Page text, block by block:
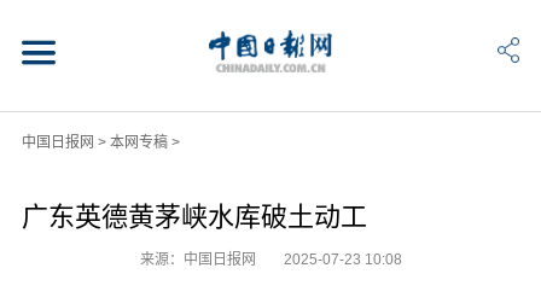
中国日报网 > 本网专稿>
广东英德黄茅峡水库破土动工
来源：中国日报网 2025-07-23 10:08